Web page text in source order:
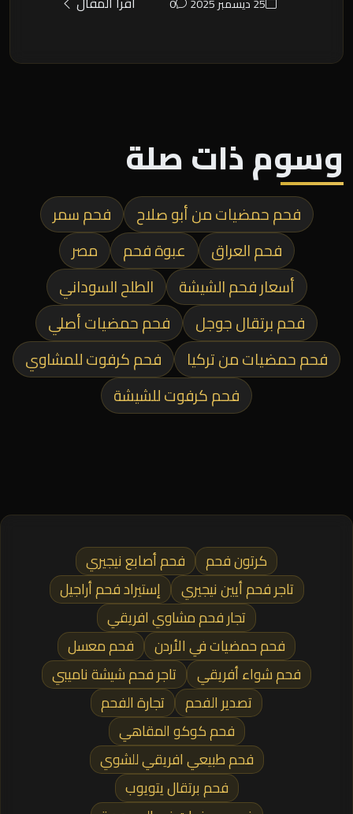
وسوم ذات صلة
فحم حمضيات من أبو صلاح
فحم سمر
فحم العراق
عبوة فحم
مصر
أسعار فحم الشيشة
الطلح السوداني
فحم برتقال جوجل
فحم حمضيات أصلي
فحم حمضيات من تركيا
فحم كرفوت للمشاوي
فحم كرفوت للشيشة
كرتون فحم
فحم أصابع نيجيري
تاجر فحم أيين نيجيري
إستيراد فحم أراجيل
تجار فحم مشاوي افريقي
فحم حمضيات في الأردن
فحم معسل
فحم شواء أفريقي
تاجر فحم شيشة ناميبي
تصدير الفحم
تجارة الفحم
فحم كوكو المقاهي
فحم طبيعي افريقي للشوي
فحم برتقال يتويوب